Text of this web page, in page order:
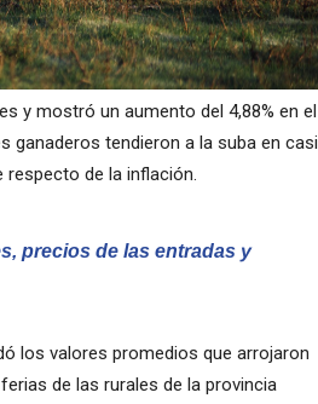
y mostró un aumento del 4,88% en el
ganaderos tendieron a la suba en casi
respecto de la inflación.
precios de las entradas y
los valores promedios que arrojaron
de las rurales de la provincia